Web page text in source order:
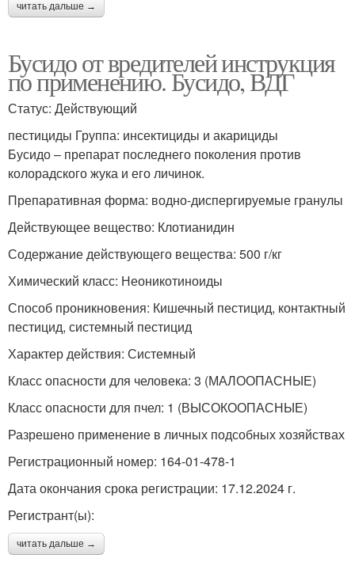
читать дальше →
Бусидо от вредителей инструкция
по применению. Бусидо, ВДГ
Статус: Действующий
пестициды Группа: инсектициды и акарициды
Бусидо – препарат последнего поколения против
колорадского жука и его личинок.
Препаративная форма: водно-диспергируемые гранулы
Действующее вещество: Клотианидин
Содержание действующего вещества: 500 г/кг
Химический класс: Неоникотиноиды
Способ проникновения: Кишечный пестицид, контактный
пестицид, системный пестицид
Характер действия: Системный
Класс опасности для человека: 3 (МАЛООПАСНЫЕ)
Класс опасности для пчел: 1 (ВЫСОКООПАСНЫЕ)
Разрешено применение в личных подсобных хозяйствах
Регистрационный номер: 164-01-478-1
Дата окончания срока регистрации: 17.12.2024 г.
Регистрант(ы):
читать дальше →